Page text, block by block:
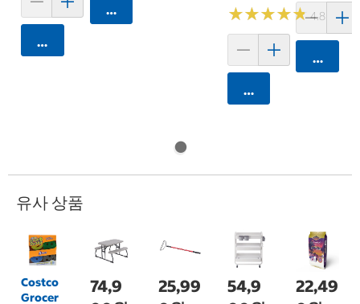
카트에 담기
카트에 담기 ★★★★★
★★★★★4.8 (250)
카트에 담기
카트에
유사 상품
Costco
Grocer
74,9
25,99
54,9
22,49